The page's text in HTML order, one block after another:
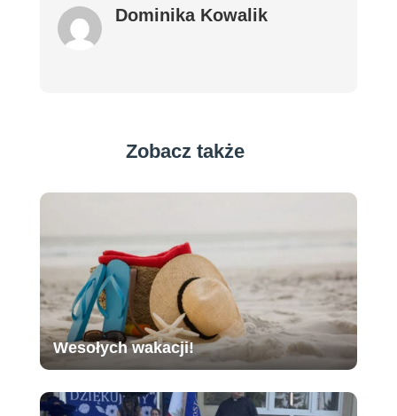
Dominika Kowalik
Zobacz także
Wesołych wakacji!